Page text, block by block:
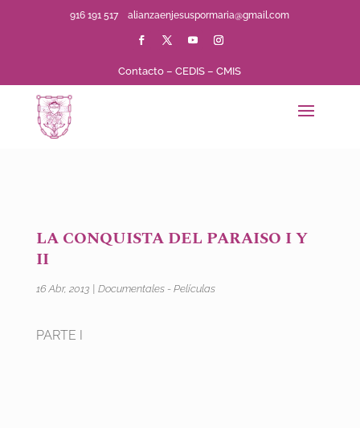
916 191 517alianzaenjesuspormaria@gmail.com
Contacto –CEDIS –CMIS
LA CONQUISTA DEL PARAISO I Y
II
16 Abr, 2013 Documentales - Películas
PARTE I